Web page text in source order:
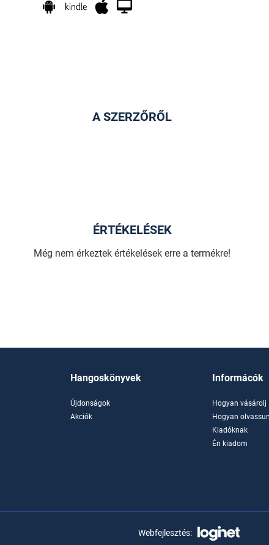
A SZERZŐRŐL
ÉRTÉKELÉSEK
Még nem érkeztek értékelések erre a termékre!
Hangoskönyvek
Újdonságok
Akciók
Informácók
Hogyan vásárolj
Hogyan
Kiadóknak
Én kiadom
Webfejlesztés: